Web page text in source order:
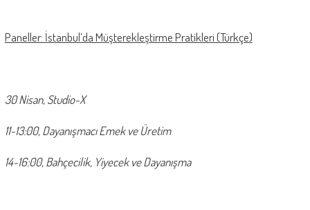
Paneller: İstanbul’da Müşterekleştirme Pratikleri (Türkçe)
30 Nisan, Studio-X
11-13:00, Dayanışmacı Emek ve Üretim
14-16:00, Bahçecilik, Yiyecek ve Dayanışma